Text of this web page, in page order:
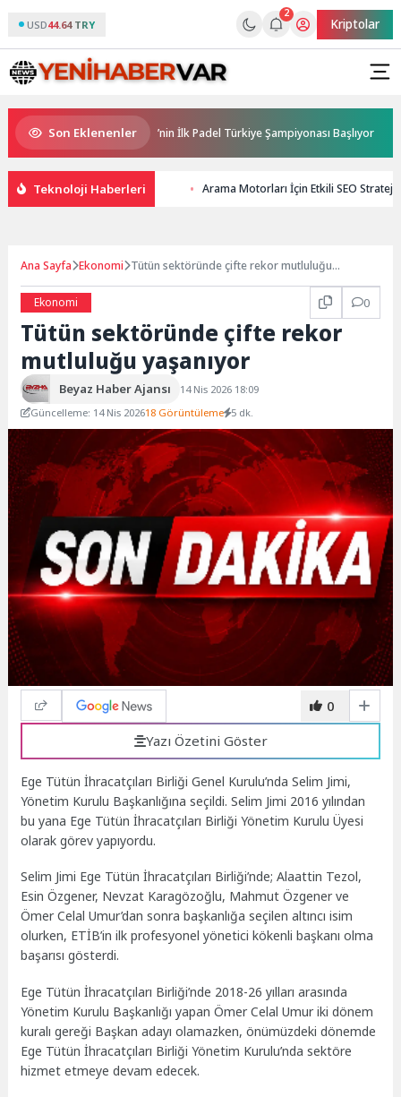
USD44.64 TRY
2
Kriptolar
Son Eklenenler
Türkiye’nin İlk Padel Türkiye Şampiyonası Başlıyor
Teknoloji Haberleri Arama Motorları İçin Etkili SEO
Ana Sayfa Ekonomi Tütün sektöründe çifte rekor mutluluğu
Ekonomi
0
Tütün sektöründe çifte rekor
mutluluğu yaşanıyor
Beyaz Haber Ajansı
14 Nis 2026 18:09
Güncelleme: 14 Nis 202618 Görüntüleme 5 dk.
0
Yazı Özetini Göster
Ege Tütün İhracatçıları Birliği Genel Kurulu’nda Selim Jimi,
Yönetim Kurulu Başkanlığına seçildi. Selim Jimi 2016 yılından
bu yana Ege Tütün İhracatçıları Birliği Yönetim Kurulu Üyesi
olarak görev yapıyordu.
Selim Jimi Ege Tütün İhracatçıları Birliği’nde; Alaattin Tezol,
Esin Özgener, Nevzat Karagözoğlu, Mahmut Özgener ve
Ömer Celal Umur’dan sonra başkanlığa seçilen altıncı isim
olurken, ETİB’in ilk profesyonel yönetici kökenli başkanı olma
başarısı gösterdi.
Ege Tütün İhracatçıları Birliği’nde 2018-26 yılları arasında
Yönetim Kurulu Başkanlığı yapan Ömer Celal Umur iki dönem
kuralı gereği Başkan adayı olamazken, önümüzdeki dönemde
Ege Tütün İhracatçıları Birliği Yönetim Kurulu’nda sektöre
hizmet etmeye devam edecek.